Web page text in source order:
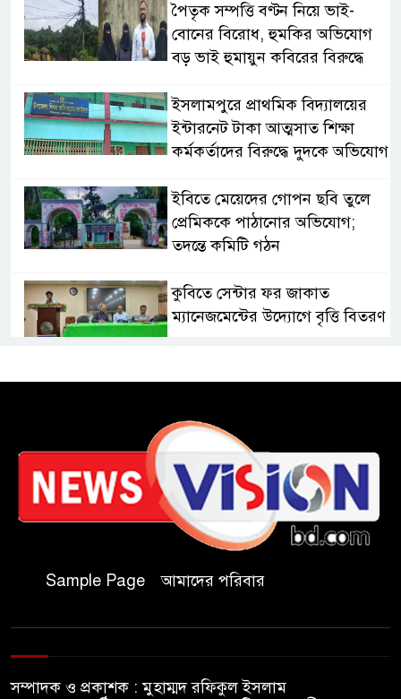
পৈতৃক সম্পত্তি বণ্টন নিয়ে ভাই-
বোনের বিরোধ, হুমকির অভিযোগ
বড় ভাই হুমায়ুন কবিরের বিরুদ্ধে
​ইসলামপুরে প্রাথমিক বিদ্যালয়ের
ইন্টারনেট টাকা আত্মসাত শিক্ষা
কর্মকর্তাদের বিরুদ্ধে দুদকে অভিযোগ
ইবিতে মেয়েদের গোপন ছবি তুলে
প্রেমিককে পাঠানোর অভিযোগ;
তদন্তে কমিটি গঠন
কুবিতে সেন্টার ফর জাকাত
ম্যানেজমেন্টের উদ্যোগে বৃত্তি বিতরণ
চকরিয়ায় ফাঁসিয়াখালী সরকারি
প্রাথমিক বিদ্যালয়ের ম্যানেজিং
কমিটির সভাপতি নির্বাচিত মো.
আবদুল আলিম
জুলাই আন্দোলন হয়েছিল
ফ্যাসিবাদী সমাজব্যবস্থার
যথাযথ মর্যাদায় ‘জুলাই দিবস’
Sample Page আমাদের পরিবার
সম্পাদক ও প্রকাশক : মুহাম্মদ রফিকুল ইসলাম